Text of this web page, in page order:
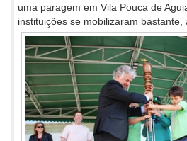
uma paragem em Vila Pouca de
instituições se mobilizaram bastante,